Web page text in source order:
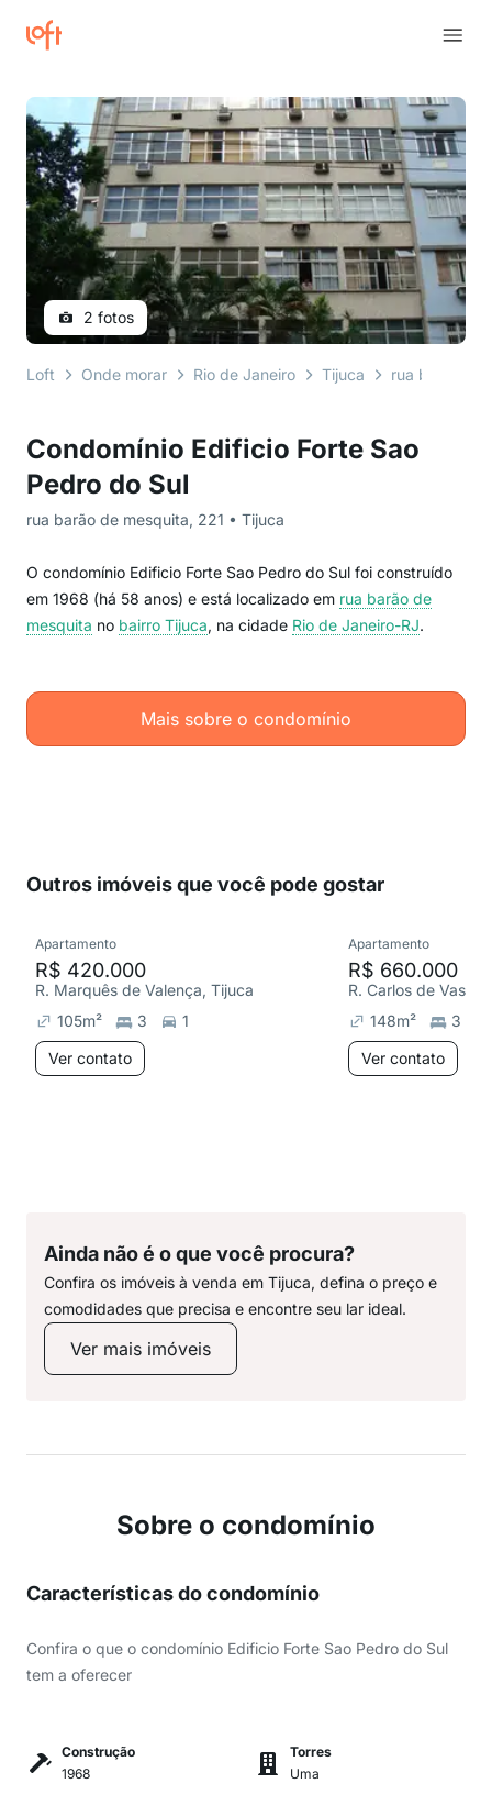
Condomínio Edificio Forte Sao
Pedro do Sul
rua barão de mesquita, 221 • Tijuca
O condomínio Edificio Forte Sao Pedro do Sul foi construído
em 1968 (há 58 anos) e está localizado em rua barão de
mesquita no bairro Tijuca, na cidade Rio de Janeiro-RJ.
Mais sobre o condomínio
2 fotos
Loft Onde morar Rio de Janeiro Tijuca rua barão de
Outros imóveis que você pode gostar
Apartamento
R$ 420.000
R. Marquês de Valença, Tijuca
105m² 3
1
Ver contato
Apartamento
R$ 660.000
R. Carlos de
148m²
3
Ver contato
Ainda não é o que você procura?
Confira os imóveis à venda em Tijuca, defina o preço e
comodidades que precisa e encontre seu lar ideal.
Ver mais imóveis
Sobre o condomínio
Características do condomínio
Confira o que o condomínio Edificio Forte Sao Pedro do Sul
tem a oferecer
Construção
1968
Torres
Uma